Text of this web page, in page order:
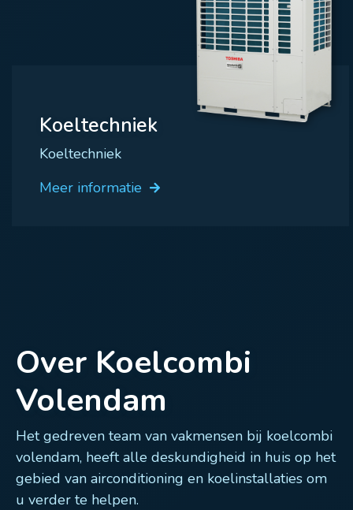
Koeltechniek
Koeltechniek
Meer informatie
Over Koelcombi
Volendam
Het gedreven team van vakmensen bij koelcombi
volendam, heeft alle deskundigheid in huis op het
gebied van airconditioning en koelinstallaties om
u verder te helpen.